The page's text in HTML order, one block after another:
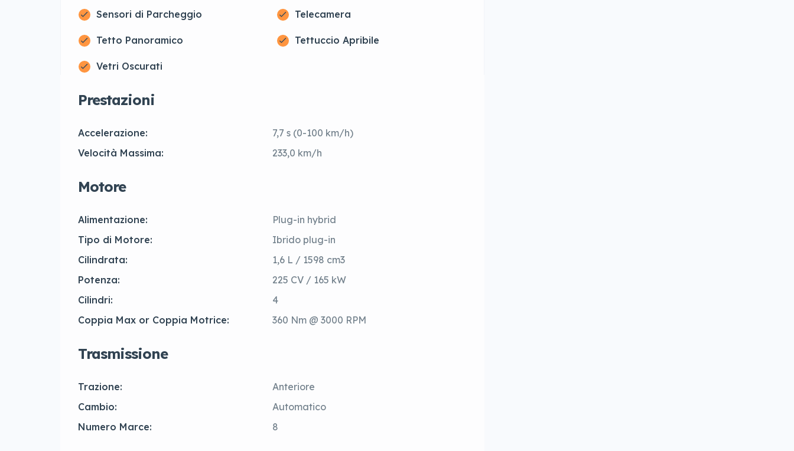
Sensori di Parcheggio Telecamera
Tetto Panoramico Tettuccio Apribile
Vetri Oscurati
Prestazioni
Accelerazione:
7,7 s (0-100 km/h)
Velocità Massima:
233,0 km/h
Motore
Alimentazione:
Plug-in hybrid
Tipo di Motore:
Ibrido plug-in
Cilindrata:
1,6 L / 1598 cm3
Potenza:
225 CV / 165 kW
Cilindri:
4
Coppia Max or Coppia Motrice:
360 Nm @ 3000 RPM
Trasmissione
Trazione:
Anteriore
Cambio:
Automatico
Numero Marce:
8